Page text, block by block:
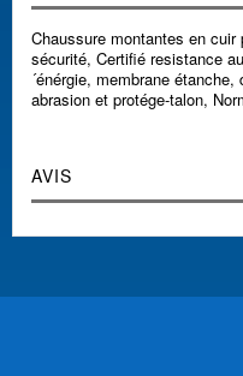
Chaussure montantes en
sécurité, Certifié resistance
´énérgie, membrane
abrasion et protége-talon,
AVIS